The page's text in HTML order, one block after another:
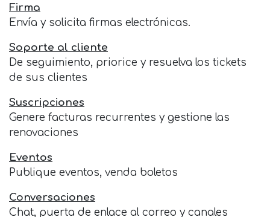
Firma
Envía y solicita firmas electrónicas.
Soporte al cliente
De seguimiento, priorice y resuelva los tickets
de sus clientes
Suscripciones
Genere facturas recurrentes y gestione las
renovaciones
Eventos
Publique eventos, venda boletos
Conversaciones
Chat, puerta de enlace al correo y canales